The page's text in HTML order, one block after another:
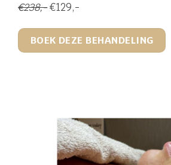
€238,-€129,-
BOEK DEZE BEHANDELING